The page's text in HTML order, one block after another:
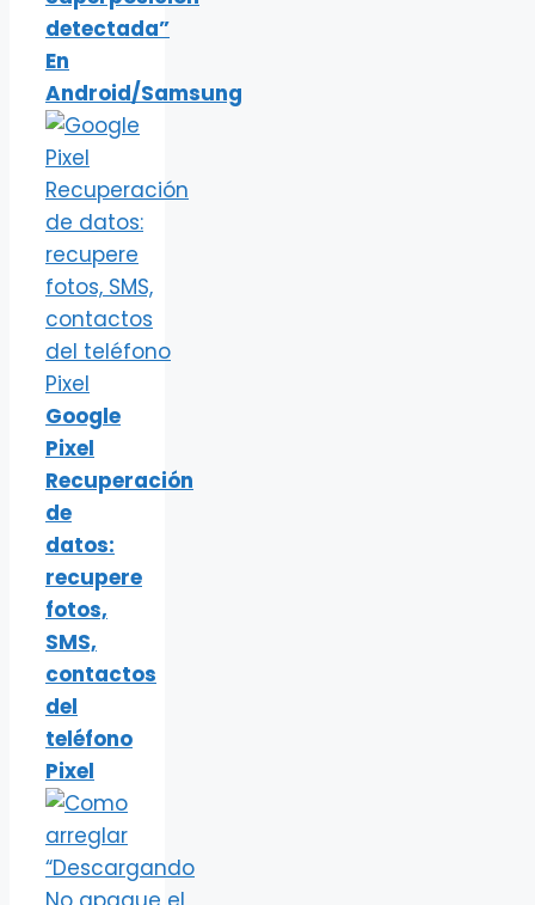
detectada”
En
Android/Samsung
Google
Pixel
Recuperación
de
datos:
recupere
fotos,
SMS,
contactos
del
teléfono
Pixel